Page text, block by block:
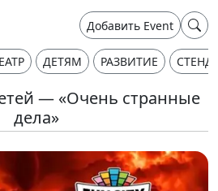
Добавить Event
ДЕТЯМ РАЗВИТИЕ
— «Очень странные
дела»